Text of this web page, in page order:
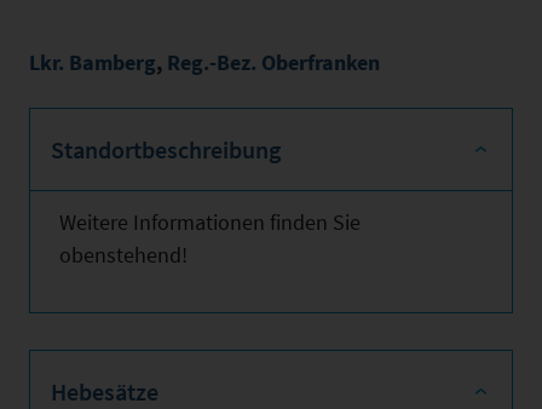
Lkr. Bamberg, Reg.-Bez. Oberfranken
Standortbeschreibung
Weitere Informationen finden Sie
obenstehend!
Hebesätze